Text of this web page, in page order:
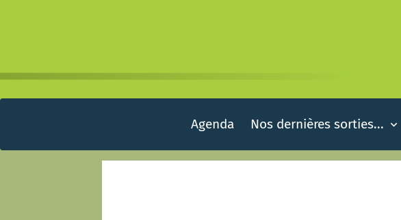
Agenda Nos dernières sorties...